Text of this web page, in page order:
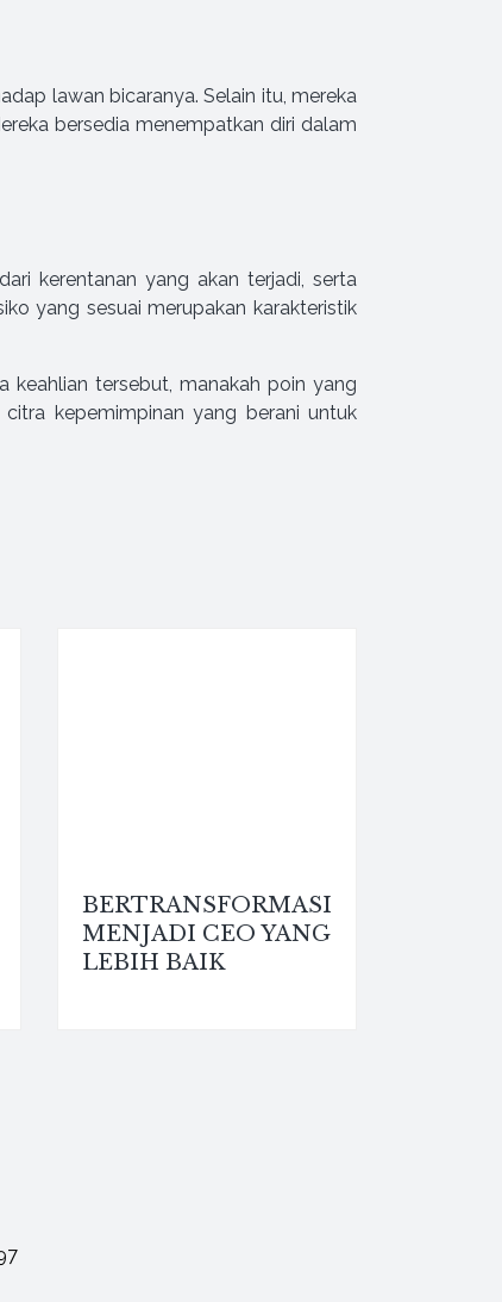
lawan bicaranya. Selain itu, mereka
bersedia menempatkan diri dalam
kerentanan yang akan terjadi, serta
yang sesuai merupakan karakteristik
keahlian tersebut, manakah poin yang
kepemimpinan yang berani untuk
BERTRANSFORMASI
MENJADI CEO YANG
LEBIH BAIK